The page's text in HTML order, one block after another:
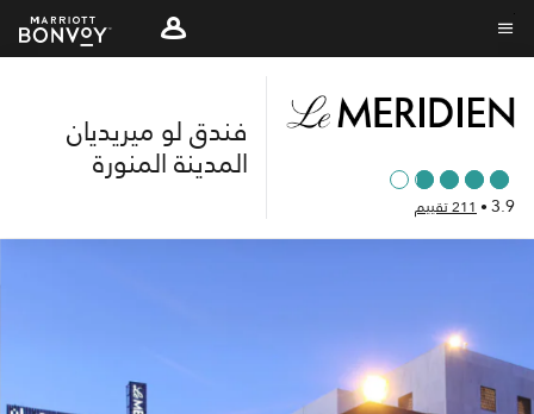
Skip
to
content
نص القائمة
3.9
•211 تقييم
فندق لو ميريديان
المدينة المنورة